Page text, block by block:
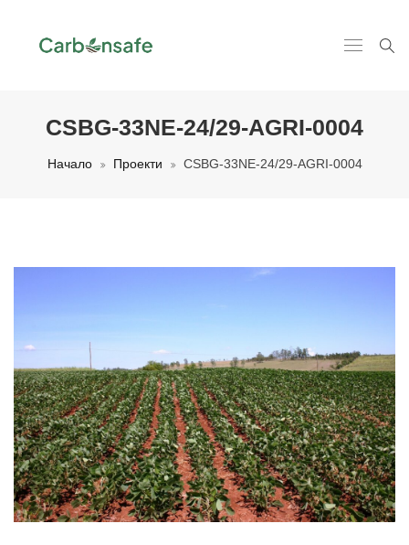
CSBG-33NE-24/29-AGRI-0004
Начало Проекти CSBG-33NE-24/29-AGRI-0004